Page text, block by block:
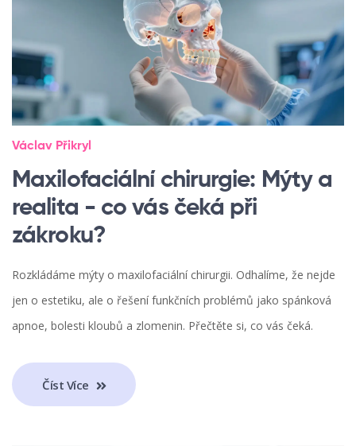
Václav Přikryl
Maxilofaciální chirurgie: Mýty a
realita - co vás čeká při
zákroku?
Rozkládáme mýty o maxilofaciální chirurgii. Odhalíme, že nejde
jen o estetiku, ale o řešení funkčních problémů jako spánková
apnoe, bolesti kloubů a zlomenin. Přečtěte si, co vás čeká.
Číst Více